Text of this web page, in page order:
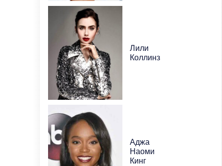
Лили
Коллинз
Аджа
Наоми
Кинг